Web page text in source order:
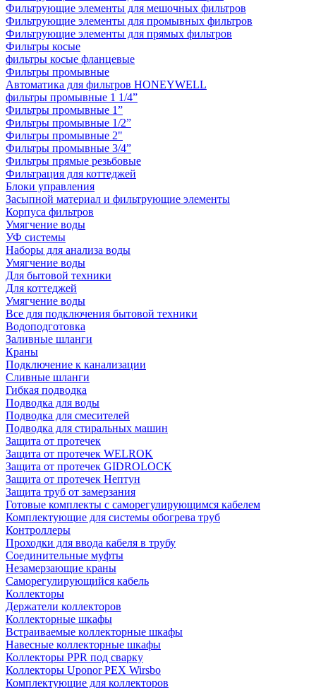
Фильтрующие элементы для мешочных фильтров
Фильтрующие элементы для промывных фильтров
Фильтрующие элементы для прямых фильтров
Фильтры косые
фильтры косые фланцевые
Фильтры промывные
Автоматика для фильтров HONEYWELL
фильтры промывные 1 1/4”
Фильтры промывные 1”
Фильтры промывные 1/2”
Фильтры промывные 2"
Фильтры промывные 3/4”
Фильтры прямые резьбовые
Фильтрация для коттеджей
Блоки управления
Засыпной материал и фильтрующие элементы
Корпуса фильтров
Умягчение воды
УФ системы
Наборы для анализа воды
Умягчение воды
Для бытовой техники
Для коттеджей
Умягчение воды
Все для подключения бытовой техники
Водоподготовка
Заливные шланги
Краны
Подключение к канализации
Сливные шланги
Гибкая подводка
Подводка для воды
Подводка для смесителей
Подводка для стиральных машин
Защита от протечек
Защита от протечек WELROK
Защита от протечек GIDROLOCK
Защита от протечек Нептун
Защита труб от замерзания
Готовые комплекты с саморегулирующимся кабелем
Комплектующие для системы обогрева труб
Контроллеры
Проходки для ввода кабеля в трубу
Соединительные муфты
Незамерзающие краны
Саморегулирующийся кабель
Коллекторы
Держатели коллекторов
Коллекторные шкафы
Встраиваемые коллекторные шкафы
Навесные коллекторные шкафы
Коллекторы PPR под сварку
Коллекторы Uponor PEX Wirsbo
Комплектующие для коллекторов